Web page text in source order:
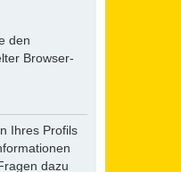
den
Browser-
Ihres Profils
dazu